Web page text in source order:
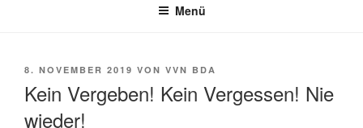
Menü
VERÖFFENTLICHT
8. NOVEMBER 2019 VON VVN BDA
Kein Vergeben! Kein Vergessen! Nie
wieder!